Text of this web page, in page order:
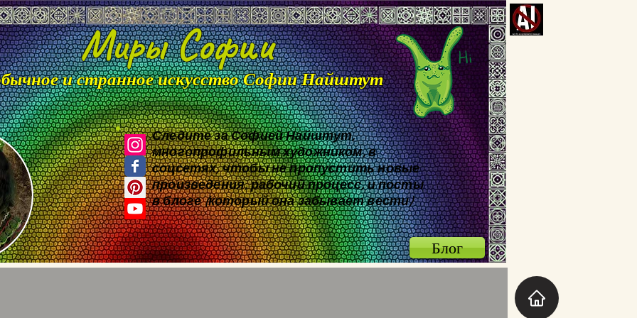
Следите за Софией Найштут,
многопрофильным художником, в
соцсетях, чтобы не пропустить новые
произведения, рабочий процесс, и посты
в блоге (который она забывает вести)
Миры Софии
и странное искусство Софии Найштут
Блог